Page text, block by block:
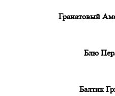
Гранатовый
Блю
Балтик